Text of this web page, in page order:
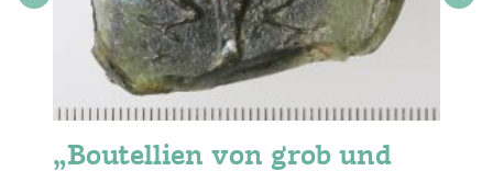
„Boutellien von grob und